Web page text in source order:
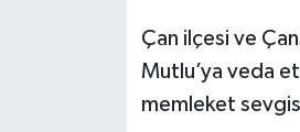
Çan ilçesi ve
Mutlu’ya veda
memleket